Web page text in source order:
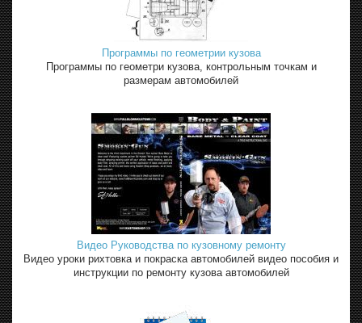
Программы по геометрии кузова
Программы по геометри кузова, контрольным точкам и
размерам автомобилей
Видео Руководства по кузовному ремонту
Видео уроки рихтовка и покраска автомобилей видео пособия и
инструкции по ремонту кузова автомобилей